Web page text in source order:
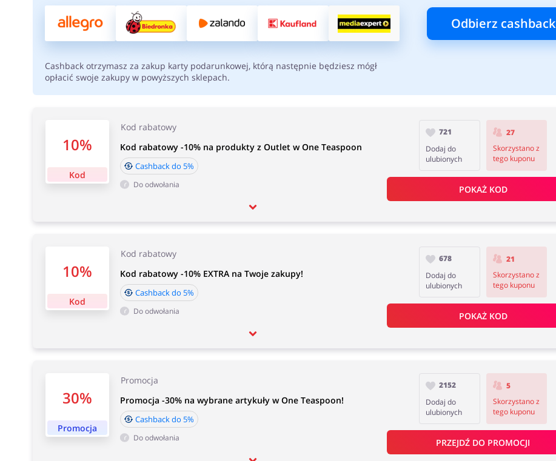
10%
Kod
Kod rabatowy
Kod rabatowy -10% na produkty z Outlet w One Teaspoon
Cashback do 5%
Do odwołania
721
Dodaj do
ulubionych
27
Skorzystano z
tego kuponu
POKAŻ KOD
10%
Kod
Kod rabatowy
Kod rabatowy -10% EXTRA na Twoje zakupy!
Cashback do 5%
Do odwołania
678
Dodaj do
ulubionych
21
Skorzystano z
tego kuponu
POKAŻ KOD
30%
Promocja
Promocja
Promocja -30% na wybrane artykuły w One Teaspoon!
Cashback do 5%
Do odwołania
2152
Dodaj do
ulubionych
5
Skorzystano z
tego kuponu
PRZEJDŹ DO PROMOCJI
Odbierz cashback
Cashback otrzymasz za zakup karty podarunkowej, którą następnie będziesz mógł
opłacić swoje zakupy w powyższych sklepach.